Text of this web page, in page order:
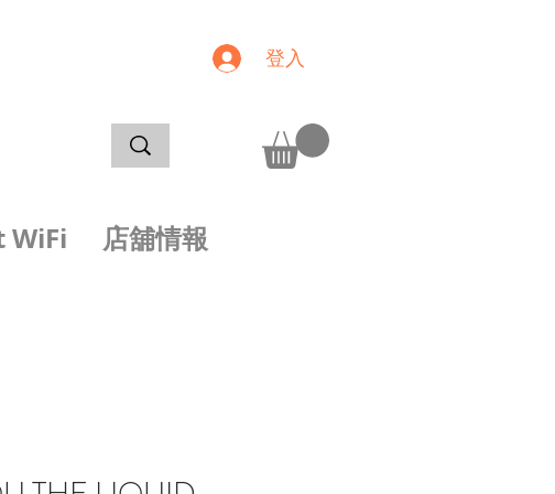
登入
WiFi 店舖情報